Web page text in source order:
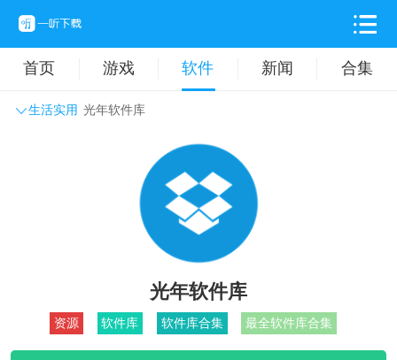
首页 游戏 软件 新闻 合集
生活实用 光年软件库
主题壁纸 旅游出行
拍摄美化 时尚购物
光年软件库
资源 软件库 软件库合集 最全软件库合集